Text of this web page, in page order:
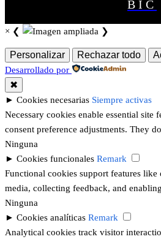
BIC
× ❮ ❯
Personalizar Rechazar todo
Desarrollado por
✖
► Cookies necesarias Siempre activas
Necessary cookies enable essential site
consent preference adjustments. They
Ninguna
► Cookies funcionales Remark
Functional cookies support features like
media, collecting feedback, and
Ninguna
► Cookies analíticas Remark
Analytical cookies track visitor